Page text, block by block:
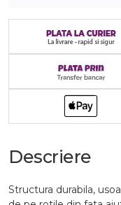
Descriere
Structura durabila,